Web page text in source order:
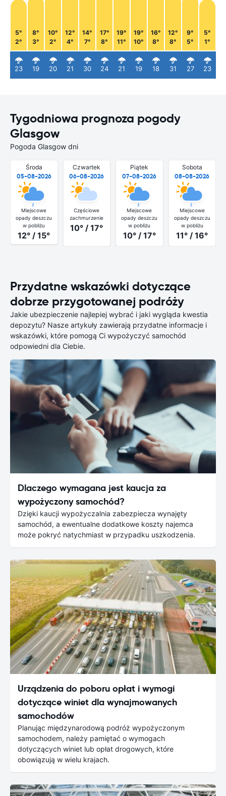
5°
2°
23
8°
3°
19
10°
2°
20
12°
4°
21
14°
7°
30
17°
8°
24
19°
11°
21
19°
10°
19
16°
8°
18
12°
8°
31
9°
5°
27
5°
1°
23
Tygodniowa prognoza pogody
Glasgow
Pogoda Glasgow dni
Środa
05-08-2026
Miejscowe
opady deszczu
w pobliżu
12° / 15°
Czwartek
06-08-2026
Częściowe
zachmurzenie
10° / 17°
Piątek
07-08-2026
Miejscowe
opady deszczu
w pobliżu
10° / 17°
Sobota
08-08-2026
Miejscowe
opady deszczu
w pobliżu
11° / 16°
Przydatne wskazówki dotyczące
dobrze przygotowanej podróży
Jakie ubezpieczenie najlepiej wybrać i jaki wygląda kwestia
depozytu? Nasze artykuły zawierają przydatne informacje i
wskazówki, które pomogą Ci wypożyczyć samochód
odpowiedni dla Ciebie.
Dlaczego wymagana jest kaucja za
wypożyczony samochód?
Dzięki kaucji wypożyczalnia zabezpiecza wynajęty
samochód, a ewentualne dodatkowe koszty najemca
może pokryć natychmiast w przypadku uszkodzenia.
Urządzenia do poboru opłat i wymogi
dotyczące winiet dla wynajmowanych
samochodów
Planując międzynarodową podróż wypożyczonym
samochodem, należy pamiętać o wymogach
dotyczących winiet lub opłat drogowych, które
obowiązują w wielu krajach.